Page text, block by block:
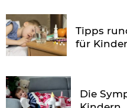
Tipps
für Kinder
Die